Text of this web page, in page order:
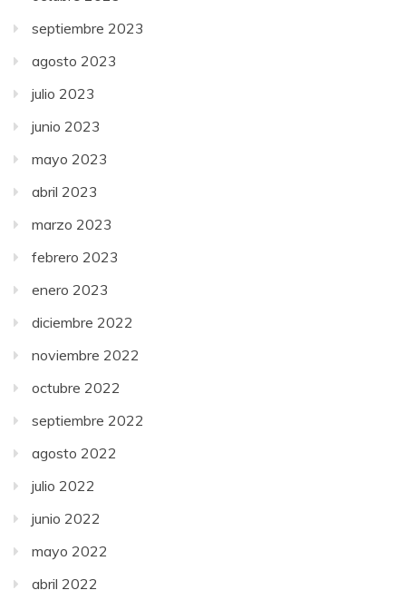
septiembre 2023
agosto 2023
julio 2023
junio 2023
mayo 2023
abril 2023
marzo 2023
febrero 2023
enero 2023
diciembre 2022
noviembre 2022
octubre 2022
septiembre 2022
agosto 2022
julio 2022
junio 2022
mayo 2022
abril 2022